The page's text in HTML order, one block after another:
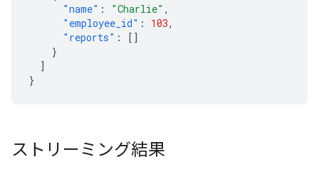
"name" : "Charlie" ,
"employee_id" : 103,
"reports" :
[]
}
]
}
ストリーミング結果